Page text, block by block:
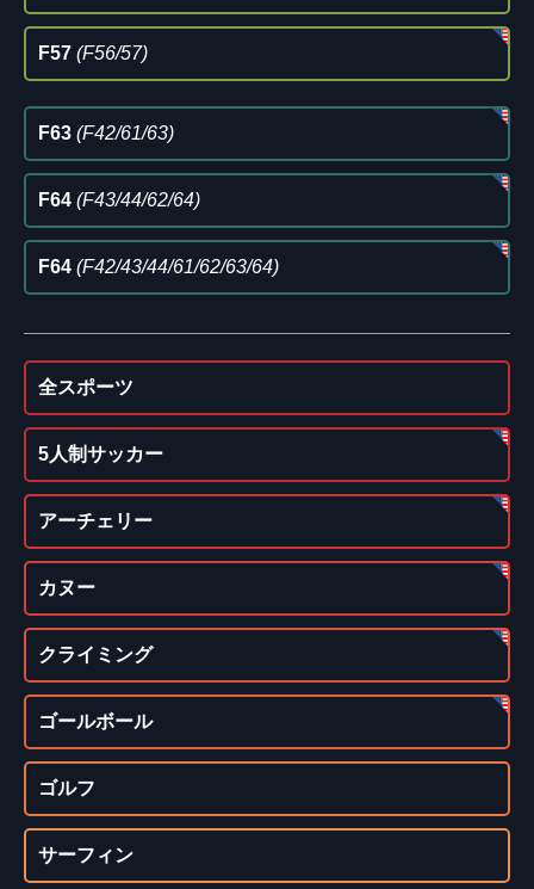
F57 (F56/57)
F63 (F42/61/63)
F64 (F43/44/62/64)
F64 (F42/43/44/61/62/63/64)
全スポーツ
5人制サッカー
アーチェリー
カヌー
クライミング
ゴールボール
ゴルフ
サーフィン